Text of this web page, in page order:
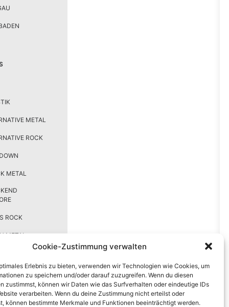
Cookie-Zustimmung verwalten
Erlebnis zu bieten, verwenden wir Technologien wie Cookies, um
zu speichern und/oder darauf zuzugreifen. Wenn du diesen
zustimmst, können wir Daten wie das Surfverhalten oder eindeutige IDs
verarbeiten. Wenn du deine Zustimmung nicht erteilst oder
können bestimmte Merkmale und Funktionen beeinträchtigt werden.
METAL
ROCK
METAL
ROCK
METAL